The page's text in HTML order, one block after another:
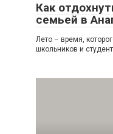
Как
семьей в
Лето – время,
школьников и